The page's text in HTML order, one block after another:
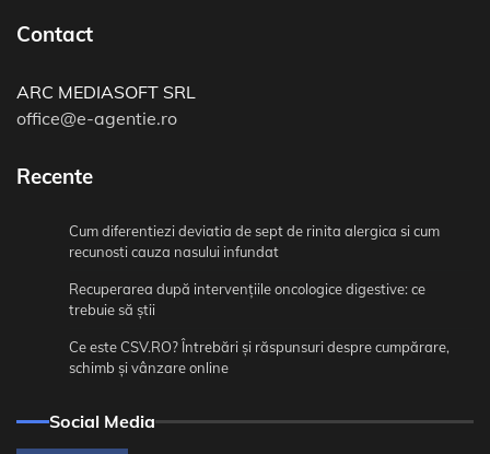
Contact
ARC MEDIASOFT SRL
office@e-agentie.ro
Recente
Cum diferentiezi deviatia de sept de rinita alergica si cum
recunosti cauza nasului infundat
Recuperarea după intervențiile oncologice digestive: ce
trebuie să știi
Ce este CSV.RO? Întrebări și răspunsuri despre cumpărare,
schimb și vânzare online
Social Media